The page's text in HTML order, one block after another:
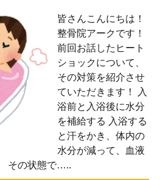
皆さんこんにちは！
整骨院アークです！
前回お話したヒート
ショックについて、
その対策を紹介させ
ていただきます！ 入
浴前と入浴後に水分
を補給する 入浴する
と汗をかき、体内の
水分が減って、血液
その状態で…..